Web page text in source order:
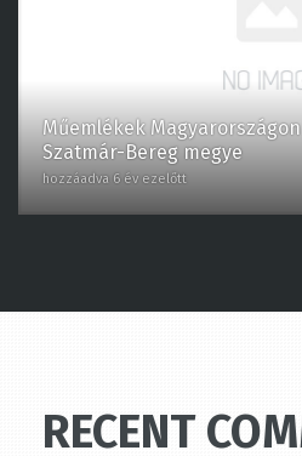
Szatmár-Bereg megye
hozzáadva 6 év ezelőtt
RECENT